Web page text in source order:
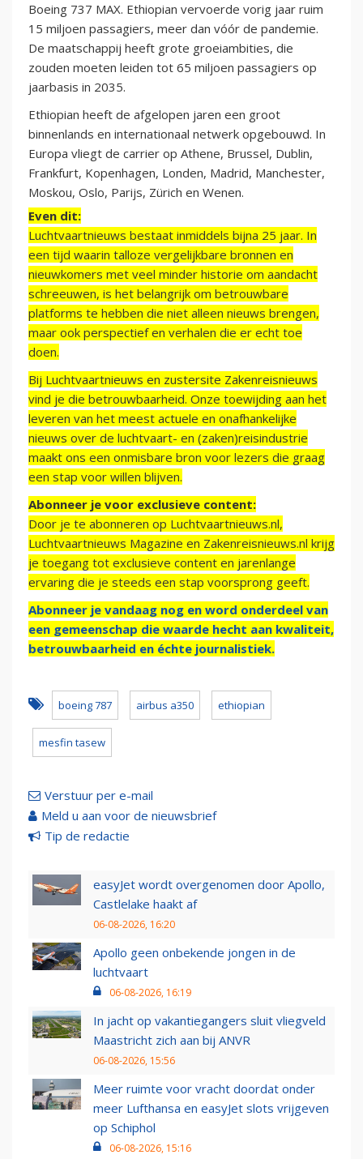
Boeing 737 MAX. Ethiopian vervoerde vorig jaar ruim
15 miljoen passagiers, meer dan vóór de pandemie.
De maatschappij heeft grote groeiambities, die
zouden moeten leiden tot 65 miljoen passagiers op
jaarbasis in 2035.
Ethiopian heeft de afgelopen jaren een groot
binnenlands en internationaal netwerk opgebouwd. In
Europa vliegt de carrier op Athene, Brussel, Dublin,
Frankfurt, Kopenhagen, Londen, Madrid, Manchester,
Moskou, Oslo, Parijs, Zürich en Wenen.
Even dit:
Luchtvaartnieuws bestaat inmiddels bijna 25 jaar. In
een tijd waarin talloze vergelijkbare bronnen en
nieuwkomers met veel minder historie om aandacht
schreeuwen, is het belangrijk om betrouwbare
platforms te hebben die niet alleen nieuws brengen,
maar ook perspectief en verhalen die er echt toe
doen.
Bij Luchtvaartnieuws en zustersite Zakenreisnieuws
vind je die betrouwbaarheid. Onze toewijding aan het
leveren van het meest actuele en onafhankelijke
nieuws over de luchtvaart- en (zaken)reisindustrie
maakt ons een onmisbare bron voor lezers die graag
een stap voor willen blijven.
Abonneer je voor exclusieve content:
Door je te abonneren op Luchtvaartnieuws.nl,
Luchtvaartnieuws Magazine en Zakenreisnieuws.nl krijg
je toegang tot exclusieve content en jarenlange
ervaring die je steeds een stap voorsprong geeft.
Abonneer je vandaag nog en word onderdeel van
een gemeenschap die waarde hecht aan kwaliteit,
betrouwbaarheid en échte journalistiek.
boeing 787 airbus a350 ethiopian
mesfin tasew
Verstuur per e-mail
Meld u aan voor de nieuwsbrief
Tip de redactie
easyJet wordt overgenomen door Apollo,
Castlelake haakt af
06-08-2026, 16:20
Apollo geen onbekende jongen in de
luchtvaart
06-08-2026, 16:19
In jacht op vakantiegangers sluit vliegveld
Maastricht zich aan bij ANVR
06-08-2026, 15:56
Meer ruimte voor vracht doordat onder
meer Lufthansa en easyJet slots vrijgeven
op Schiphol
06-08-2026, 15:16